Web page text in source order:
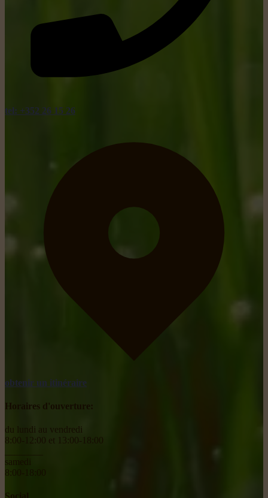
tel: +352 26 15 26
obtenir un itinéraire
Horaires d'ouverture:
du lundi au vendredi
8:00-12:00 et 13:00-18:00
samedi
8:00-18:00